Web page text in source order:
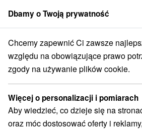
członek grupySorger
Atrakcje na Słowacji Aquaparki,
Aquaparki, baseny
vrchovina
Kategorie
Dbamy o Twoją prywatność
Chcemy zapewnić Ci zawsze
względu na obowiązujące prawo
zgody na używanie plików cookie.
Więcej o personalizacji i pomiarach
Aby wiedzieć, co dzieje się na
oraz móc dostosować oferty i